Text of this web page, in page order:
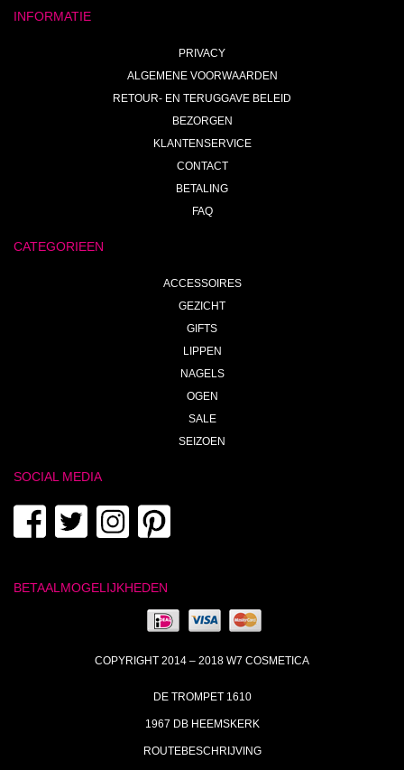
INFORMATIE
PRIVACY
ALGEMENE VOORWAARDEN
RETOUR- EN TERUGGAVE BELEID
BEZORGEN
KLANTENSERVICE
CONTACT
BETALING
FAQ
CATEGORIEEN
ACCESSOIRES
GEZICHT
GIFTS
LIPPEN
NAGELS
OGEN
SALE
SEIZOEN
SOCIAL MEDIA
BETAALMOGELIJKHEDEN
COPYRIGHT 2014 – 2018 W7 COSMETICA
DE TROMPET 1610
1967 DB HEEMSKERK
ROUTEBESCHRIJVING